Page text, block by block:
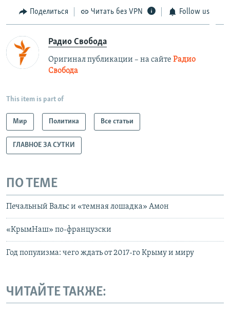
Поделиться Читать без VPN Follow us
Радио Свобода
Оригинал публикации – на сайте Радио
Свобода
This item is part of
Мир Политика Все статьи
ГЛАВНОЕ ЗА СУТКИ
ПО ТЕМЕ
Печальный Вальс и «темная лошадка» Амон
«КрымНаш» по-французски
Год популизма: чего ждать от 2017-го Крыму и миру
ЧИТАЙТЕ ТАКЖЕ: